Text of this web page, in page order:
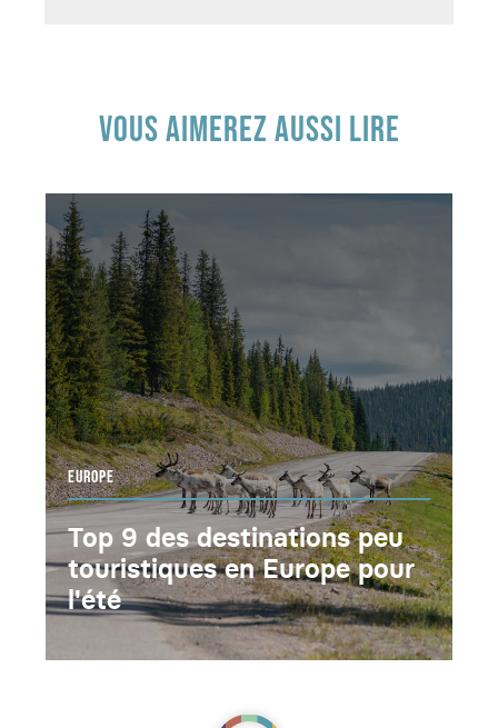
VOUS AIMEREZ AUSSI LIRE
EUROPE
Top 9 des destinations peu
touristiques en Europe pour
l'été